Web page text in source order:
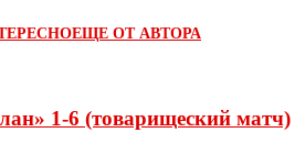
ЕЩЕ ОТ АВТОРА
1-6 (товарищеский матч)